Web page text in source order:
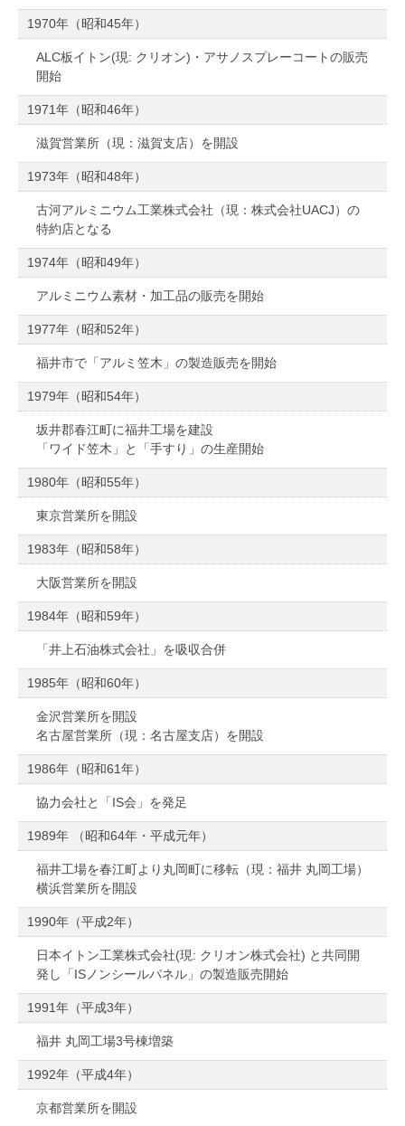
1970年（昭和45年）
ALC板イトン(現: クリオン)・アサノスプレーコートの販売
開始
1971年（昭和46年）
滋賀営業所（現：滋賀支店）を開設
1973年（昭和48年）
古河アルミニウム工業株式会社（現：株式会社UACJ）の
特約店となる
1974年（昭和49年）
アルミニウム素材・加工品の販売を開始
1977年（昭和52年）
福井市で「アルミ笠木」の製造販売を開始
1979年（昭和54年）
坂井郡春江町に福井工場を建設
「ワイド笠木」と「手すり」の生産開始
1980年（昭和55年）
東京営業所を開設
1983年（昭和58年）
大阪営業所を開設
1984年（昭和59年）
「井上石油株式会社」を吸収合併
1985年（昭和60年）
金沢営業所を開設
名古屋営業所（現：名古屋支店）を開設
1986年（昭和61年）
協力会社と「IS会」を発足
1989年 （昭和64年・平成元年）
福井工場を春江町より丸岡町に移転（現：福井 丸岡工場）
横浜営業所を開設
1990年（平成2年）
日本イトン工業株式会社(現: クリオン株式会社) と共同開
発し「ISノンシールパネル」の製造販売開始
1991年（平成3年）
福井 丸岡工場3号棟増築
1992年（平成4年）
京都営業所を開設